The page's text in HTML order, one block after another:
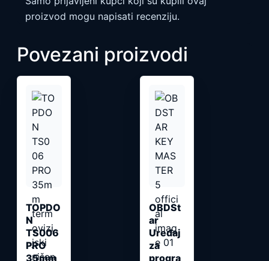
proizvod mogu napisati recenziju.
Povezani proizvodi
TOPDO
N
TS006
PRO
35mm
OBDSt
ar
Uređaj
za
progra